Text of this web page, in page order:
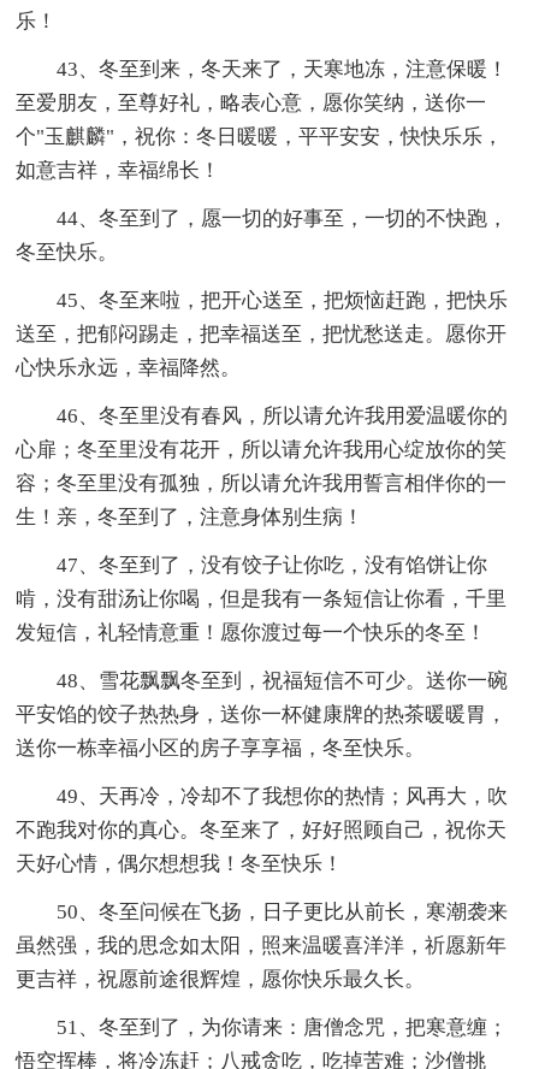
乐！
43、冬至到来，冬天来了，天寒地冻，注意保暖！
至爱朋友，至尊好礼，略表心意，愿你笑纳，送你一
个"玉麒麟"，祝你：冬日暖暖，平平安安，快快乐乐，
如意吉祥，幸福绵长！
44、冬至到了，愿一切的好事至，一切的不快跑，
冬至快乐。
45、冬至来啦，把开心送至，把烦恼赶跑，把快乐
送至，把郁闷踢走，把幸福送至，把忧愁送走。愿你开
心快乐永远，幸福降然。
46、冬至里没有春风，所以请允许我用爱温暖你的
心扉；冬至里没有花开，所以请允许我用心绽放你的笑
容；冬至里没有孤独，所以请允许我用誓言相伴你的一
生！亲，冬至到了，注意身体别生病！
47、冬至到了，没有饺子让你吃，没有馅饼让你
啃，没有甜汤让你喝，但是我有一条短信让你看，千里
发短信，礼轻情意重！愿你渡过每一个快乐的冬至！
48、雪花飘飘冬至到，祝福短信不可少。送你一碗
平安馅的饺子热热身，送你一杯健康牌的热茶暖暖胃，
送你一栋幸福小区的房子享享福，冬至快乐。
49、天再冷，冷却不了我想你的热情；风再大，吹
不跑我对你的真心。冬至来了，好好照顾自己，祝你天
天好心情，偶尔想想我！冬至快乐！
50、冬至问候在飞扬，日子更比从前长，寒潮袭来
虽然强，我的思念如太阳，照来温暖喜洋洋，祈愿新年
更吉祥，祝愿前途很辉煌，愿你快乐最久长。
51、冬至到了，为你请来：唐僧念咒，把寒意缠；
悟空挥棒，将冷冻赶；八戒贪吃，吃掉苦难；沙僧挑